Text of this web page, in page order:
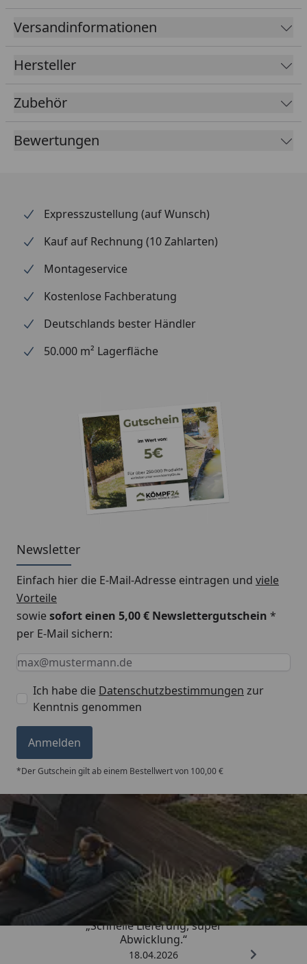
Montageanleitung Dachrinne 100cm, RG100
Typ 300 anthrazit
Versandinformationen
Hersteller
Zubehör
Bewertungen
Expresszustellung (auf Wunsch)
Kauf auf Rechnung (10 Zahlarten)
Montageservice
Kostenlose Fachberatung
Deutschlands bester Händler
50.000 m² Lagerfläche
Newsletter
Einfach hier die E-Mail-Adresse eintragen und viele
Vorteile
sowiesofort einen 5,00 € Newslettergutschein *
per E-Mail sichern:
Keine Eingabe erforderlich
Eingabe erforderlich
E-Mail *
Ich habe die Datenschutzbestimmungen zur
Kenntnis genommen
Anmelden
*Der Gutschein gilt ab einem Bestellwert von 100,00 €
Trusted Shops
5,00/ 5
„Schnelle Lieferung, super
Abwicklung.“
18.04.2026